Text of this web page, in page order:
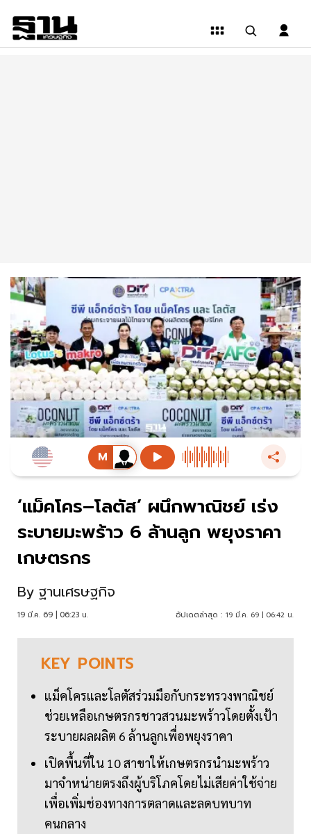
‘แม็คโคร–โลตัส’ ผนึกพาณิชย์ เร่ง
ระบายมะพร้าว 6 ล้านลูก พยุงราคา
เกษตรกร
By ฐานเศรษฐกิจ
19 มี.ค. 69 | 06:23 น. อัปเดตล่าสุด : 19 มี.ค. 69 | 06:42 น.
KEY POINTS
แม็คโครและโลตัสร่วมมือกับกระทรวงพาณิชย์
ช่วยเหลือเกษตรกรชาวสวนมะพร้าวโดยตั้งเป้า
ระบายผลผลิต 6 ล้านลูกเพื่อพยุงราคา
เปิดพื้นที่ใน 10 สาขาให้เกษตรกรนำมะพร้าว
มาจำหน่ายตรงถึงผู้บริโภคโดยไม่เสียค่าใช้จ่าย
เพื่อเพิ่มช่องทางการตลาดและลดบทบาท
คนกลาง